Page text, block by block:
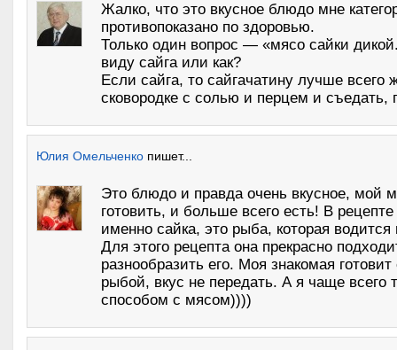
Жалко, что это вкусное блюдо мне
противопоказано по здоровью.
Только один вопрос — «мясо сайки
виду сайга или как?
Если сайга, то сайгачатину лучше всего
сковородке с солью и перцем и съедать,
Юлия Омельченко пишет...
Это блюдо и правда очень вкусное, мой
готовить, и больше всего есть! В
именно сайка, это рыба, которая
Для этого рецепта она прекрасно
разнообразить его. Моя знакомая
рыбой, вкус не передать. А я чаще всего
способом с мясом))))